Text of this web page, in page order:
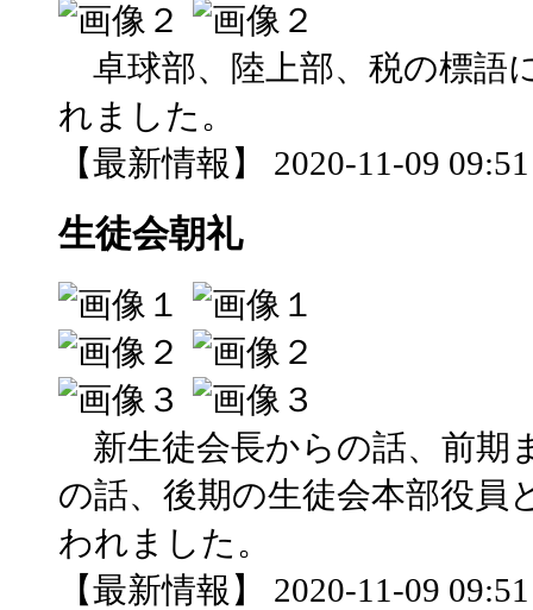
卓球部、陸上部、税の標語
れました。
【最新情報】 2020-11-09
生徒会朝礼
新生徒会長からの話、前期
の話、後期の生徒会本部役員
われました。
【最新情報】 2020-11-09